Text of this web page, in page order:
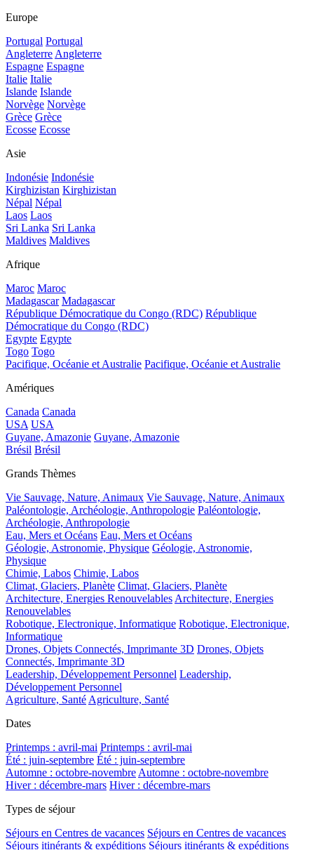
Europe
Portugal Portugal
Angleterre Angleterre
Espagne Espagne
Italie Italie
Islande Islande
Norvège Norvège
Grèce Grèce
Ecosse Ecosse
Asie
Indonésie Indonésie
Kirghizistan Kirghizistan
Népal Népal
Laos Laos
Sri Lanka Sri Lanka
Maldives Maldives
Afrique
Maroc Maroc
Madagascar Madagascar
République Démocratique du Congo (RDC) République
Démocratique du Congo (RDC)
Egypte Egypte
Togo Togo
Pacifique, Océanie et Australie Pacifique, Océanie et Australie
Amériques
Canada Canada
USA USA
Guyane, Amazonie Guyane, Amazonie
Brésil Brésil
Grands Thèmes
Vie Sauvage, Nature, Animaux Vie Sauvage, Nature, Animaux
Paléontologie, Archéologie, Anthropologie Paléontologie,
Archéologie, Anthropologie
Eau, Mers et Océans Eau, Mers et Océans
Géologie, Astronomie, Physique Géologie, Astronomie,
Physique
Chimie, Labos Chimie, Labos
Climat, Glaciers, Planète Climat, Glaciers, Planète
Architecture, Energies Renouvelables Architecture, Energies
Renouvelables
Robotique, Electronique, Informatique Robotique, Electronique,
Informatique
Drones, Objets Connectés, Imprimante 3D Drones, Objets
Connectés, Imprimante 3D
Leadership, Développement Personnel Leadership,
Développement Personnel
Agriculture, Santé Agriculture, Santé
Dates
Printemps : avril-mai Printemps : avril-mai
Été : juin-septembre Été : juin-septembre
Automne : octobre-novembre Automne : octobre-novembre
Hiver : décembre-mars Hiver : décembre-mars
Types de séjour
Séjours en Centres de vacances Séjours en Centres de vacances
Séjours itinérants & expéditions Séjours itinérants & expéditions